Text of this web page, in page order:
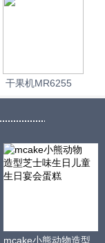
干果机MR6255
mcake小熊动物造型